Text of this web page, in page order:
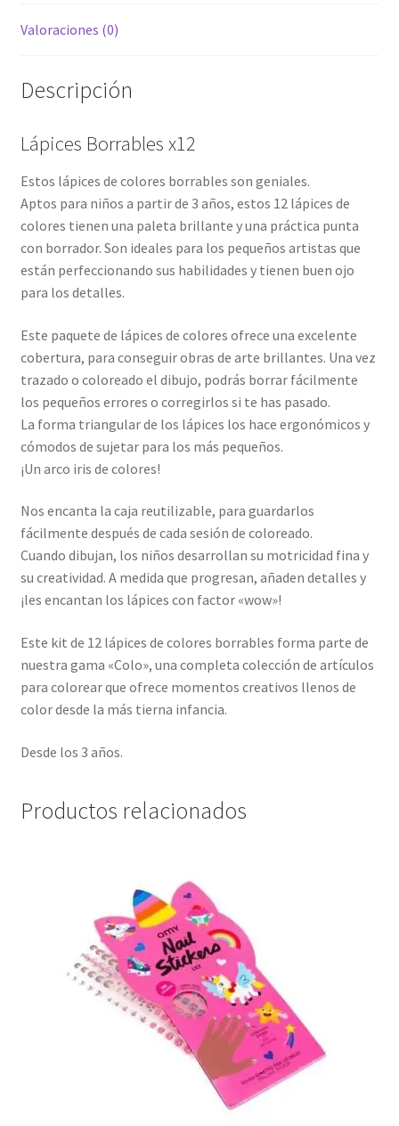
Valoraciones (0)
Descripción
Lápices Borrables x12
Estos lápices de colores borrables son geniales.
Aptos para niños a partir de 3 años, estos 12 lápices de
colores tienen una paleta brillante y una práctica punta
con borrador. Son ideales para los pequeños artistas que
están perfeccionando sus habilidades y tienen buen ojo
para los detalles.
Este paquete de lápices de colores ofrece una excelente
cobertura, para conseguir obras de arte brillantes. Una vez
trazado o coloreado el dibujo, podrás borrar fácilmente
los pequeños errores o corregirlos si te has pasado.
La forma triangular de los lápices los hace ergonómicos y
cómodos de sujetar para los más pequeños.
¡Un arco iris de colores!
Nos encanta la caja reutilizable, para guardarlos
fácilmente después de cada sesión de coloreado.
Cuando dibujan, los niños desarrollan su motricidad fina y
su creatividad. A medida que progresan, añaden detalles y
¡les encantan los lápices con factor «wow»!
Este kit de 12 lápices de colores borrables forma parte de
nuestra gama «Colo», una completa colección de artículos
para colorear que ofrece momentos creativos llenos de
color desde la más tierna infancia.
Desde los 3 años.
Productos relacionados